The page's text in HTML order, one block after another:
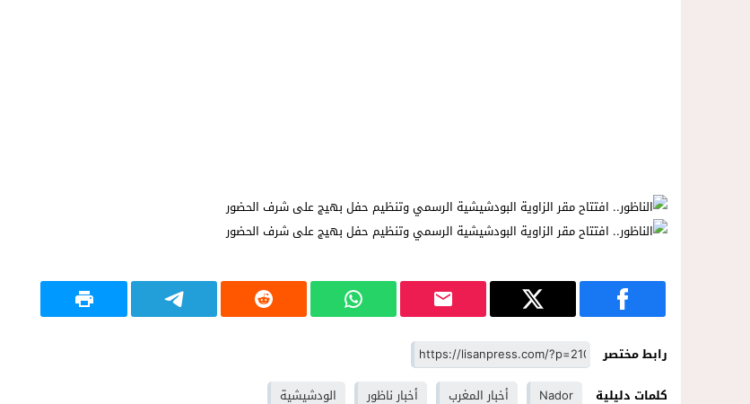
رابط مختصر
كلمات دليلية
Nador أخبار المغرب أخبار ناظور الودشيشية